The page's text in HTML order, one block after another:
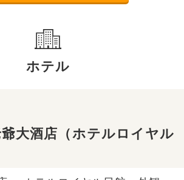
ホテル
大酒店（ホテルロイヤル